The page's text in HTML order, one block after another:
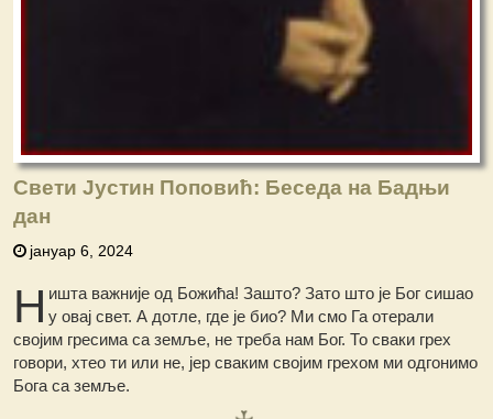
Свети Јустин Поповић: Беседа на Бадњи
дан
јануар 6, 2024
Н ишта важније од Божића! Зашто? Зато што је Бог сишао
у овај свет. А дотле, где је био? Ми смо Га отерали
својим гресима са земље, не треба нам Бог. То сваки грех
говори, хтео ти или не, јер сваким својим грехом ми одгонимо
Бога са земље.